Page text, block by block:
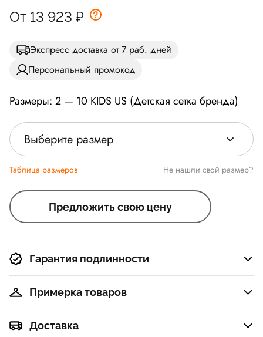
От 13 923 ₽
Экспресс доставка от 7 раб. дней
Персональный промокод
Размеры: 2 — 10 KIDS US (Детская сетка бренда)
Выберите размер
Таблица размеров Не нашли свой размер?
Предложить свою цену
Гарантия подлинности
Примерка товаров
Доставка